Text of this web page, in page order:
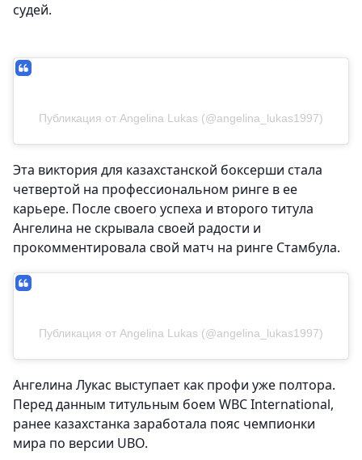
судей.
Публикация от Angelina Lukas (@angelina_lukas1997)
Эта виктория для казахстанской боксерши стала
четвертой на профессиональном ринге в ее
карьере. После своего успеха и второго титула
Ангелина не скрывала своей радости и
прокомментировала свой матч на ринге Стамбула.
Публикация от Angelina Lukas (@angelina_lukas1997)
Ангелина Лукас выступает как профи уже полтора.
Перед данным титульным боем WBC International,
ранее казахстанка заработала пояс чемпионки
мира по версии UBO.